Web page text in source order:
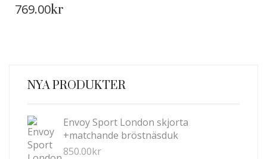
HÄR
OLIKA
KAN
VÄLJAS
PRODUKTSIDAN
769.00kr
NYA PRODUKTER
Envoy Sport London skjorta
+matchande bröstnäsduk
850.00kr